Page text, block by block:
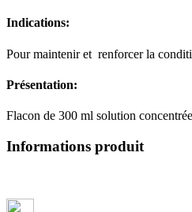
Indications:
Pour maintenir et renforcer la
Présentation:
Flacon de 300 ml solution
Informations produit